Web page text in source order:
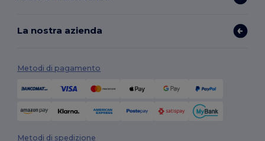
La nostra azienda
Metodi di pagamento
Metodi di spedizione